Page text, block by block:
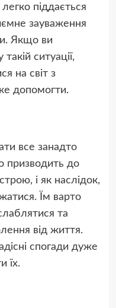
піддається
зауваження
Якщо ви
ситуації,
на світ з
допомогти.
все занадто
призводить до
і як наслідок,
Їм варто
та
від життя.
спогади дуже
їх.